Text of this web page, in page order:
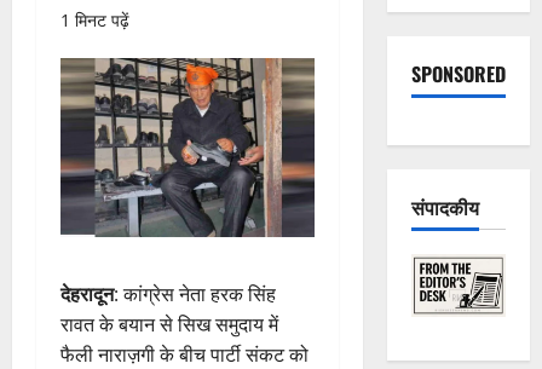
1 मिनट पढ़ें
देहरादून: कांग्रेस नेता हरक सिंह
रावत के बयान से सिख समुदाय में
फैली नाराज़गी के बीच पार्टी संकट को
खोजें:
SPONSORED
संपादकीय